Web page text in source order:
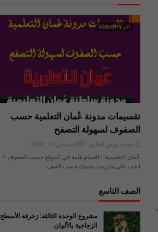
التربية الإسلامية
تقسيمات مدونة عُمان التعلمية حسب
الصفوف لسهولة التصفح
محمد يونس الغادي
أغسطس 10, 2020
عُمان التعليمية :: اقسام هامة في الموقع حسب الصفوف +
ابحث على ماتريده بنفسك حسب الصف…
الصف التاسع
مشروع الوحدة الثالثة: زخرفة الأسطح
الزجاجية بالألوان